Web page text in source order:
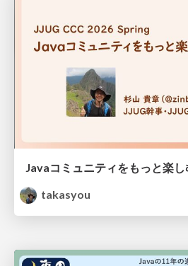
Javaコミュニティをもっと楽
takasyou